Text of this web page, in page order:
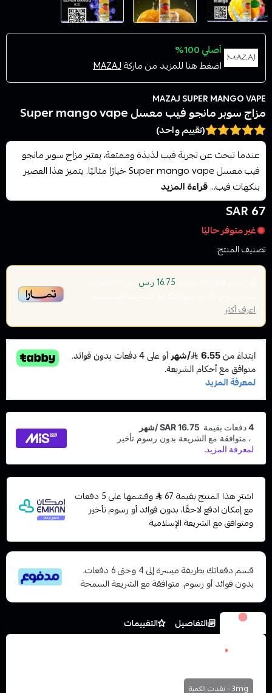
أصلي 100%
اضغط هنا للمزيد من ماركةMAZAJ
MAZAJ SUPER MANGO VAPE
مزاج سوبر مانجو فيب معسل Super mango vape
(تقييم واحد)
عندما تبحث عن تجربة فيب لذيذة وممتعة، يعتبر مزاج سوبر مانجو
فيب معسل Super mango vape خيارًا مثاليًا. يتميز هذا العصير
بنكهات فيب...قراءة المزيد
67 SAR
غير متوفر حاليًا
تصنيف المنتج:
16.75 ر.س
اعرف أكثر
اشترِ هذا المنتج بقيمة 67
وقسّمها على 5 دفعات
مع إمكان ادفع لاحقًا، بدون فوائد أو رسوم تأخير
ومتوافق مع الشريعة الإسلامية
قسم دفعاتك بطريقة ميسرة إلى 4 وحتى 6 دفعات،
بدون فوائد أو رسوم. متوافقة مع الشريعة السمحة
الخيارات التفاصيل
التقييمات
*
3mg - نفدت الكمية